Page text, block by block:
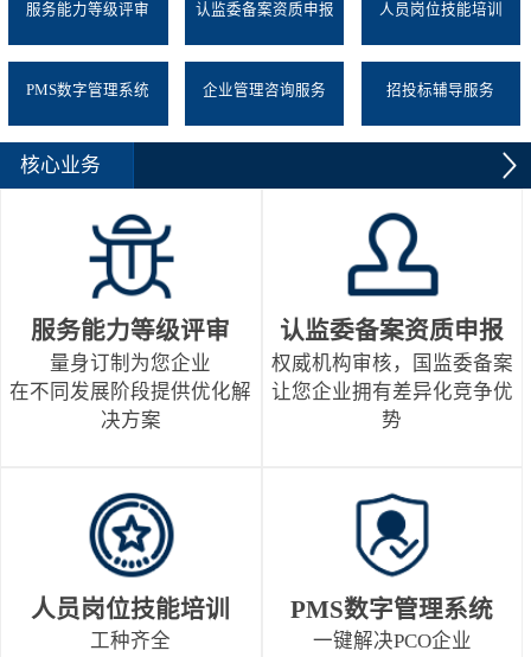
服务能力等级评审 认监委备案资质申报 人员岗位技能培训
PMS数字管理系统 企业管理咨询服务 招投标辅导服务
核心业务
服务能力等级评审
量身订制为您企业
在不同发展阶段提供优化解
决方案
认监委备案资质申报
权威机构审核，国监委备案
让您企业拥有差异化竞争优
势
人员岗位技能培训
工种齐全
PMS数字管理系统
一键解决PCO企业